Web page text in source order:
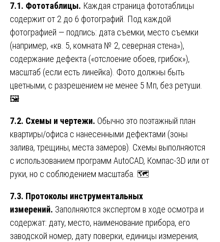
7.1. Фототаблицы. Каждая страница фототаблицы
содержит от 2 до 6 фотографий. Под каждой
фотографией — подпись: дата съемки, место съемки
(например, «кв. 5, комната № 2, северная стена»),
содержание дефекта («отслоение обоев, грибок»),
масштаб (если есть линейка). Фото должны быть
цветными, с разрешением не менее 5 Мп, без ретуши.
🖼️
7.2. Схемы и чертежи. Обычно это поэтажный план
квартиры/офиса с нанесенными дефектами (зоны
залива, трещины, места замеров). Схемы выполняются
с использованием программ AutoCAD, Компас-3D или от
руки, но с соблюдением масштаба. 🗺️
7.3. Протоколы инструментальных
измерений. Заполняются экспертом в ходе осмотра и
содержат: дату, место, наименование прибора, его
заводской номер, дату поверки, единицы измерения,